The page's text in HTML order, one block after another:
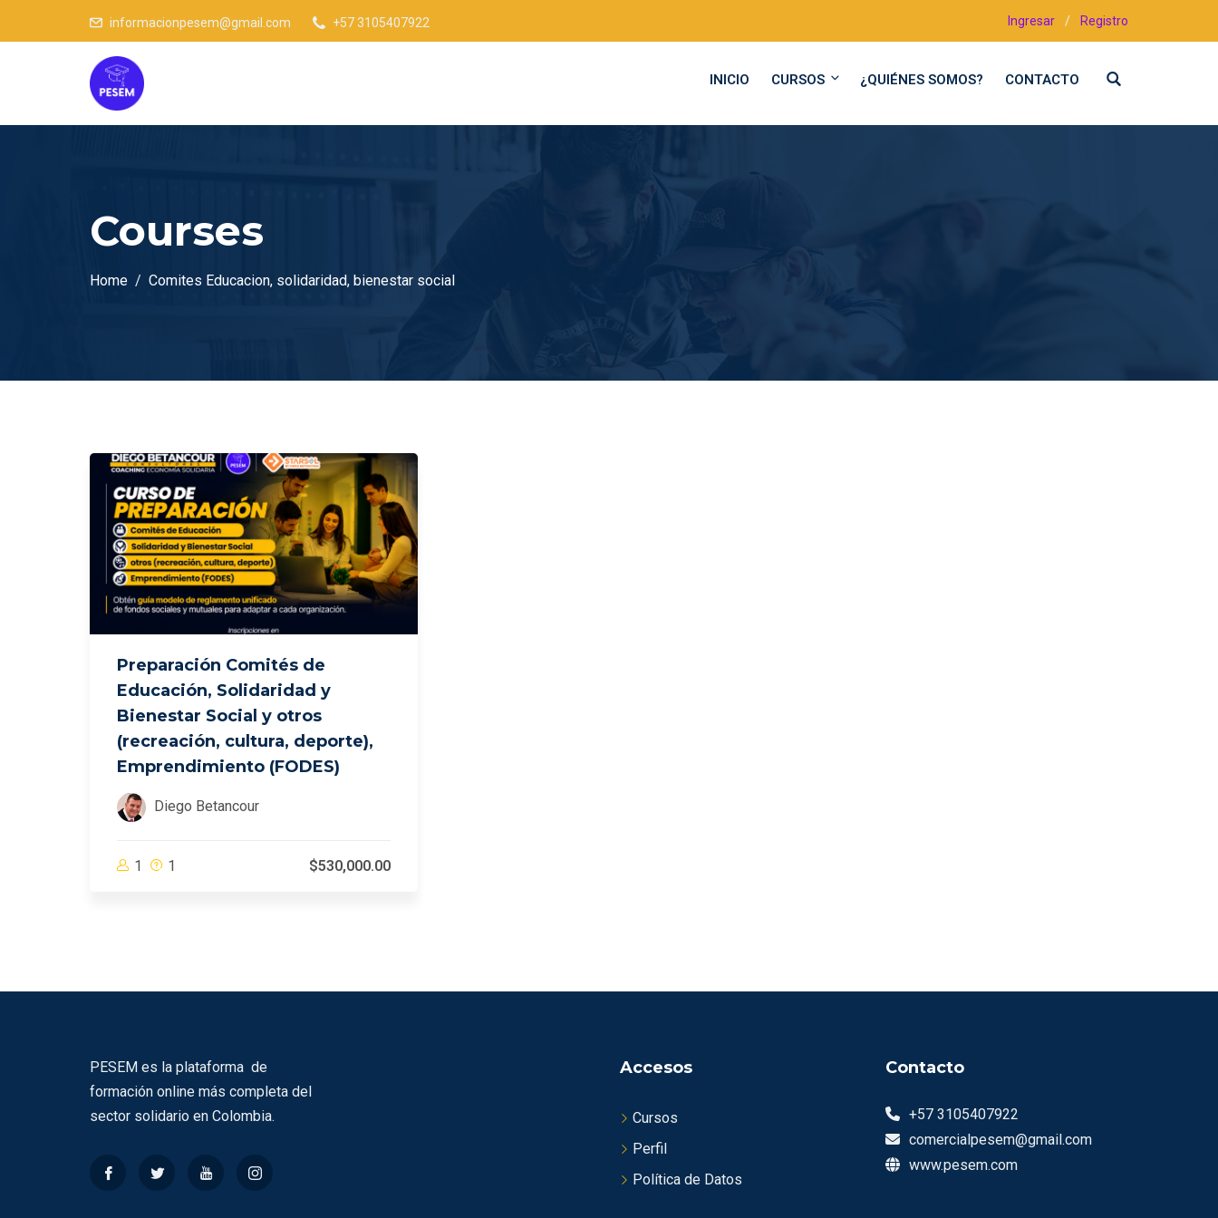
informacionpesem@gmail.com +57 3105407922 Ingresar / Registro
INICIO CURSOS ¿QUIÉNES SOMOS? CONTACTO
Courses
Home Comites Educacion, solidaridad, bienestar social
Preparación Comités de
Educación, Solidaridad y
Bienestar Social y otros
(recreación, cultura, deporte),
Emprendimiento (FODES)
Diego Betancour
1 1 $530,000.00
PESEM es la plataforma de
formación online más completa del
sector solidario en Colombia.
Accesos
Cursos
Perfil
Política de Datos
Contacto
+57 3105407922
comercialpesem@gmail.com
www.pesem.com